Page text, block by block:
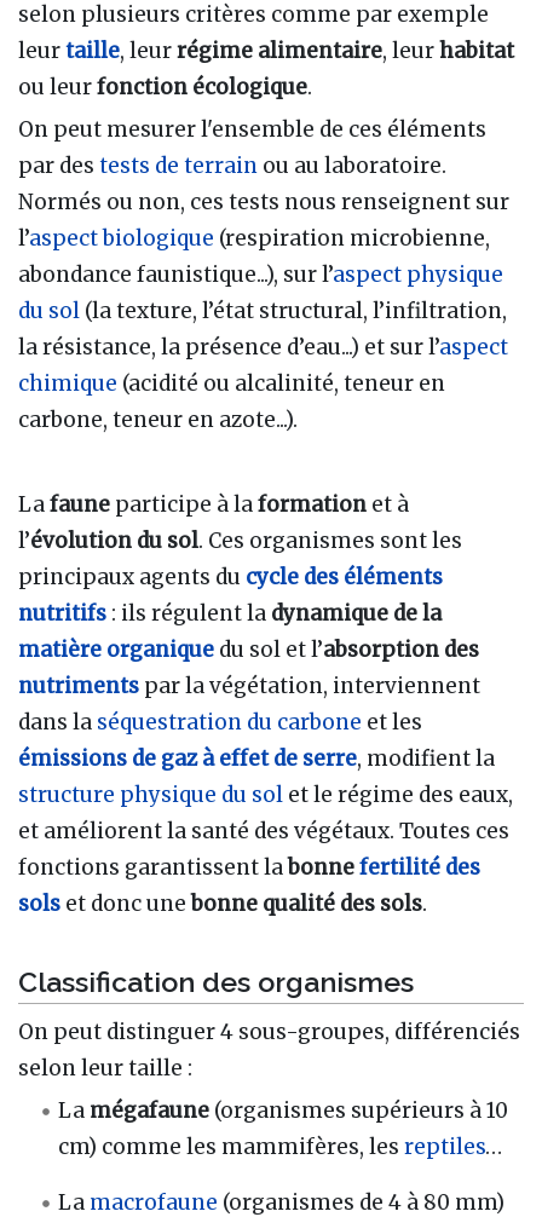
selon plusieurs critères comme par exemple
leurtaille, leurrégime alimentaire, leurhabitat
ou leurfonction écologique.
On peut mesurer l'ensemble de ces éléments
par des tests de terrain ou au laboratoire.
Normés ou non, ces tests nous renseignent sur
l’aspect biologique (respiration microbienne,
abondance faunistique...), sur l’aspect physique
du sol (la texture, l’état structural, l’infiltration,
la résistance, la présence d’eau...) et sur l’aspect
chimique (acidité ou alcalinité, teneur en
carbone, teneur en azote...).
Lafaune participe à laformation et à
l’évolution du sol. Ces organismes sont les
principaux agents du cycle des éléments
nutritifs : ils régulent la dynamique de la
matière organique du sol et l’absorption des
nutriments par la végétation, interviennent
dans la séquestration du carbone et les
émissions de gaz à effet de serre, modifient la
structure physique du sol et le régime des eaux,
et améliorent la santé des végétaux. Toutes ces
fonctions garantissent labonnefertilité des
sols et donc unebonne qualité des sols.
Classification des organismes
On peut distinguer 4 sous-groupes, différenciés
selon leur taille :
La mégafaune (organismes supérieurs à 10
cm) comme les mammifères, lesreptiles…
La macrofaune (organismes de 4 à 80 mm)